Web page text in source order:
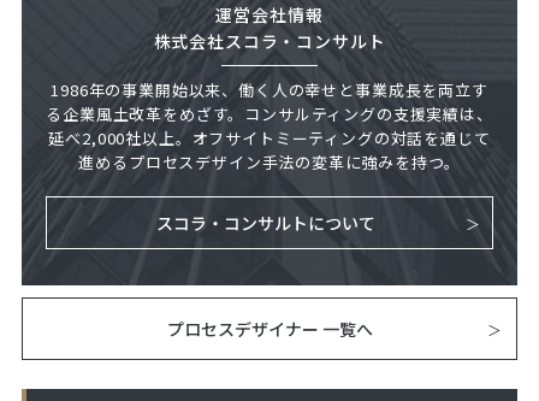
運営会社情報
株式会社スコラ・コンサルト
1986年の事業開始以来、働く人の幸せと事業成長を両立す
る企業風土改革をめざす。コンサルティングの支援実績は、
延べ2,000社以上。オフサイトミーティングの対話を通じて
進めるプロセスデザイン手法の変革に強みを持つ。
スコラ・コンサルトについて
プロセスデザイナー 一覧へ